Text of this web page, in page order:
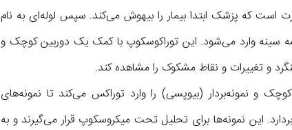
است که پزشک ابتدا بیمار را بیهوش می‌کند. سپس لوله‌ای به نام
وارد می‌شود. این توراکوسکوپ با کمک یک دوربین کوچک و
و تغییرات و نقاط مشکوک را مشاهده کند.
و نمونه‌بردار (بیوپسی) را وارد توراکس می‌کند تا نمونه‌های
این نمونه‌ها برای تحلیل تحت میکروسکوپ قرار می‌گیرند و به